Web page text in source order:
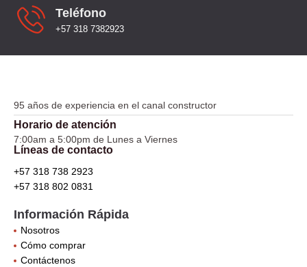
Teléfono
+57 318 7382923
95 años de experiencia en el canal constructor
Horario de atención
7:00am a 5:00pm de Lunes a Viernes
Líneas de contacto
+57 318 738 2923
+57 318 802 0831
Información Rápida
Nosotros
Cómo comprar
Contáctenos